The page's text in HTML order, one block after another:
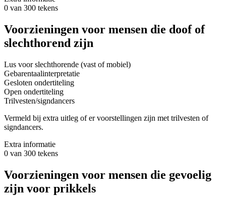
0 van 300 tekens
Voorzieningen voor mensen die doof of
slechthorend zijn
Lus voor slechthorende (vast of mobiel)
Gebarentaalinterpretatie
Gesloten ondertiteling
Open ondertiteling
Trilvesten/signdancers
Vermeld bij extra uitleg of er voorstellingen zijn met trilvesten of
signdancers.
Extra informatie
0 van 300 tekens
Voorzieningen voor mensen die gevoelig
zijn voor prikkels